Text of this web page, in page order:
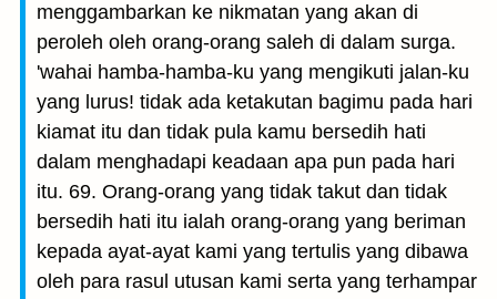
menggambarkan ke nikmatan yang akan di
peroleh oleh orang-orang saleh di dalam surga.
'wahai hamba-hamba-ku yang mengikuti jalan-ku
yang lurus! tidak ada ketakutan bagimu pada hari
kiamat itu dan tidak pula kamu bersedih hati
dalam menghadapi keadaan apa pun pada hari
itu. 69. Orang-orang yang tidak takut dan tidak
bersedih hati itu ialah orang-orang yang beriman
kepada ayat-ayat kami yang tertulis yang dibawa
oleh para rasul utusan kami serta yang terhampar